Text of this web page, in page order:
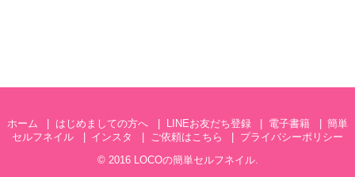
ホーム はじめましての方へ LINEお友だち登録 電子書籍
簡単
セルフネイル
インスタ ご依頼はこちら
プライバシーポリシー
© 2016 LOCOの簡単セルフネイル.